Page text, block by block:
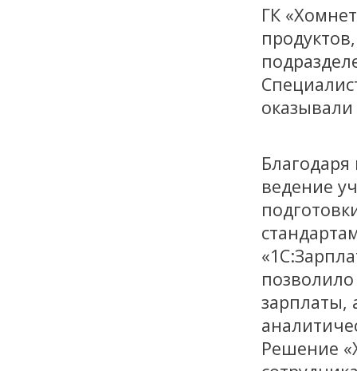
ГК
ведение
зарплаты,
Решение